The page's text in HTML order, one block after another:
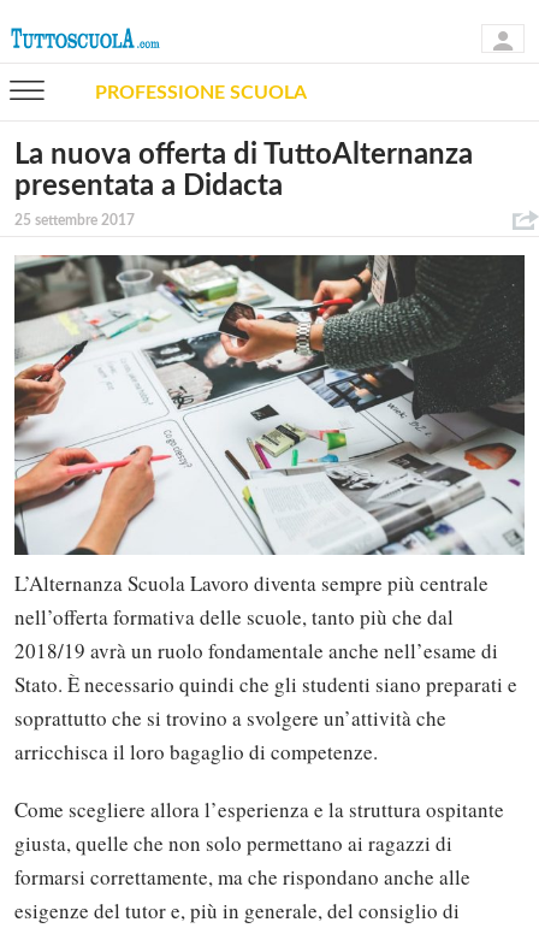
PROFESSIONE SCUOLA
La nuova offerta di TuttoAlternanza
presentata a Didacta
25 settembre 2017
L’Alternanza Scuola Lavoro diventa sempre più centrale
nell’offerta formativa delle scuole, tanto più che dal
2018/19 avrà un ruolo fondamentale anche nell’esame di
Stato. È necessario quindi che gli studenti siano preparati e
soprattutto che si trovino a svolgere un’attività che
arricchisca il loro bagaglio di competenze.
Come scegliere allora l’esperienza e la struttura ospitante
giusta, quelle che non solo permettano ai ragazzi di
formarsi correttamente, ma che rispondano anche alle
esigenze del tutor e, più in generale, del consiglio di